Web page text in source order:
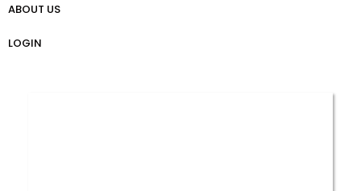
Free Forex Trading Strategy
Weekly Analysis
প্রো ট্রেডার গাইড
ABOUT US
LOGIN